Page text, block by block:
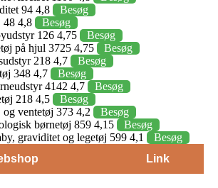
94 4,8
Besøg
48 4,8
Besøg
126 4,75
Besøg
på hjul 3725 4,75
Besøg
218 4,7
Besøg
348 4,7
Besøg
4142 4,7
Besøg
218 4,5
Besøg
ventetøj 373 4,2
Besøg
børnetøj 859 4,15
Besøg
graviditet og legetøj 599 4,1
Besøg
Link